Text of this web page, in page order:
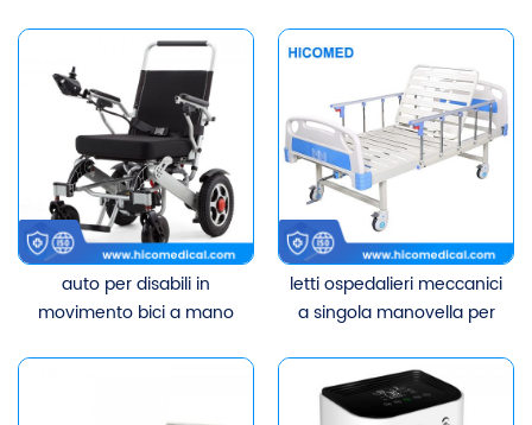
auto per disabili in
movimento bici a mano
letti ospedalieri meccanici
a singola manovella per